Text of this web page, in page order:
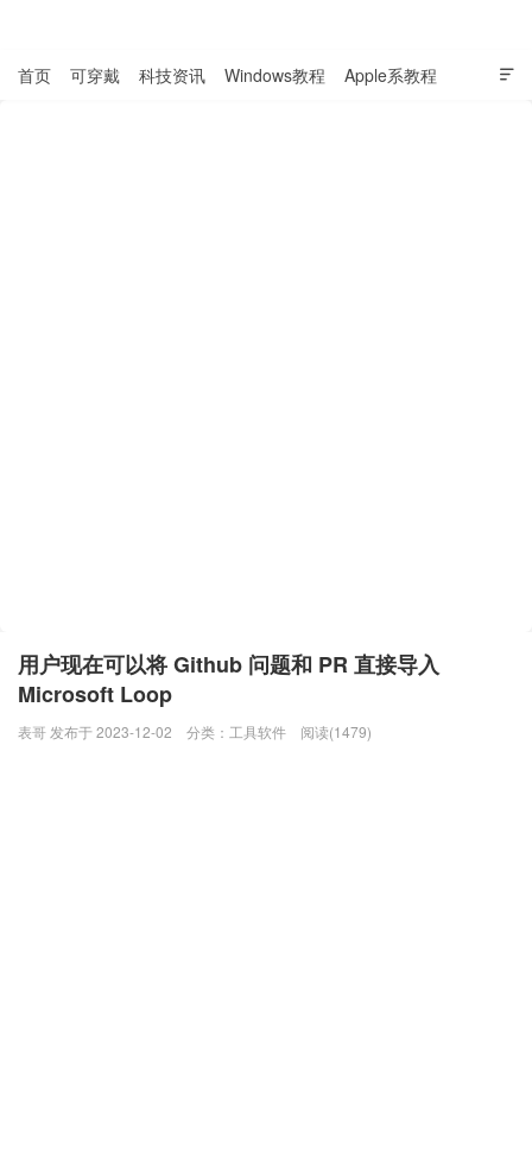

首页 可穿戴 科技资讯 Windows教程 Apple系教程
用户现在可以将 Github 问题和 PR 直接导入
Microsoft Loop
表哥 发布于 2023-12-02 分类： 工具软件 阅读(1479)